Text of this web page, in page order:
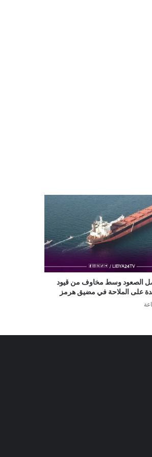
الصعود وسط مخاوف من قيود
على الملاحة في مضيق هرمز